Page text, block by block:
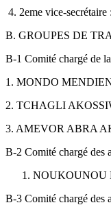
4. 2eme vice-
B. GROUPES DE
B-1 Comité chargé de
1. MONDO
2. TCHAGLI
3. AMEVOR ABRA
B-2 Comité chargé des
NOUKOUNOU
B-3 Comité chargé des